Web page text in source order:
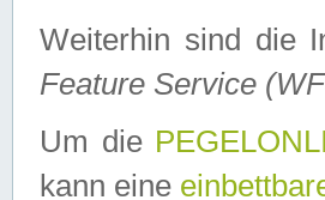
Weiterhin sind die
Feature Service
Um die
kann eine